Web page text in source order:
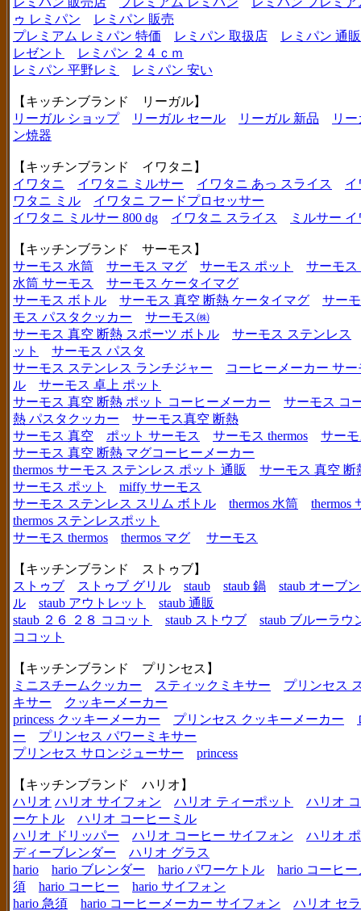
ゥ レミパン
レミパン 販売
プレミアム レミパン 特価
レミパン 取扱店
レミパン 通販
レゼント
レミパン ２４ｃｍ
レミパン 平野レミ
レミパン 安い
【キッチンブランド リーガル】
リーガル ショップ
リーガル セール リーガル 新品
リ
ン焼器
【キッチンブランド イワタニ】
イワタニ
イワタニ ミルサー イワタニ あっ スライス
イ
ワタニ ミル
イワタニ フードプロセッサー
イワタニ ミルサー 800 dg
イワタニ スライス ミルサー
【キッチンブランド サーモス】
サーモス 水筒
サーモス マグ サーモス ポット
サーモス
水筒 サーモス
サーモス ケータイマグ
サーモス ボトル
サーモス 真空 断熱 ケータイマグ
サー
モス パスタクッカー
サーモス㈱
サーモス 真空 断熱 スポーツ ボトル
サーモス ステンレス
ット
サーモス パスタ
サーモス ステンレス ランチジャー
コーヒーメーカー サー
ル
サーモス 卓上 ポット
サーモス 真空 断熱 ポット コーヒーメーカー
サーモス コ
熱 パスタクッカー
サーモス真空 断熱
サーモス 真空
ポット サーモス サーモス thermos
サー
サーモス 真空 断熱 マグコーヒーメーカー
thermos サーモス ステンレス ポット 通販
サーモス 真空 断
サーモス ポット
miffy サーモス
サーモス ステンレス スリム ボトル
thermos 水筒
thermos
thermos ステンレスポット
サーモス thermos
thermos マグ サーモス
【キッチンブランド ストゥブ】
ストゥブ
ストゥブ グリル staub staub 鍋
staub オーブ
ル
staub アウトレット
staub 通販
staub ２６ ２８ ココット
staub ストウブ
staub ブルーラウ
ココット
【キッチンブランド プリンセス】
ミニスチームクッカー
スティックミキサー
プリンセス
キサー
クッキーメーカー
princess クッキーメーカー
プリンセス クッキーメーカー
ー
プリンセス パワーミキサー
プリンセス サロンジューサー
princess
【キッチンブランド ハリオ】
ハリオ ハリオ サイフォン ハリオ ティーポット
ハリオ
ーケトル
ハリオ コーヒーミル
ハリオ ドリッパー
ハリオ コーヒー サイフォン
ハリオ
ディーブレンダー
ハリオ グラス
hario
hario ブレンダー hario パワーケトル
hario コーヒ
須
hario コーヒー
hario サイフォン
hario 急須
hario コーヒーメーカー サイフォン
ハリオ セ